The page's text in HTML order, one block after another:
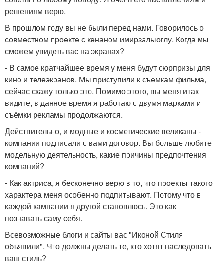
решениям верю.
В прошлом году вы не были перед нами. Говорилось о
совместном проекте с кенаном имирзалыоглу. Когда мы
сможем увидеть вас на экранах?
- В самое кратчайшее время у меня будут сюрпризы для
кино и телеэкранов. Мы приступили к съемкам фильма,
сейчас скажу только это. Помимо этого, вы меня итак
видите, в данное время я работаю с двумя марками и
съёмки рекламы продолжаются.
Действительно, и модные и косметические великаны -
компании подписали с вами договор. Вы больше любите
модельную деятельность, какие причины предпочтения
компаний?
- Как актриса, я бесконечно верю в то, что проекты такого
характера меня особенно подпитывают. Потому что в
каждой кампании я другой становлюсь. Это как
познавать саму себя.
Всевозможные блоги и сайты вас "Иконой Стиля
объявили". Что должны делать те, кто хотят наследовать
ваш стиль?